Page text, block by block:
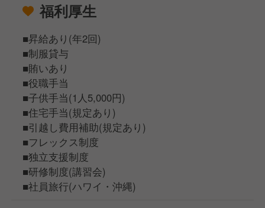
福利厚生
■昇給あり(年2回)
■制服貸与
■賄いあり
■役職手当
■子供手当(1人5,000円)
■住宅手当(規定あり)
■引越し費用補助(規定あり)
■フレックス制度
■独立支援制度
■研修制度(講習会)
■社員旅行(ハワイ・沖縄)